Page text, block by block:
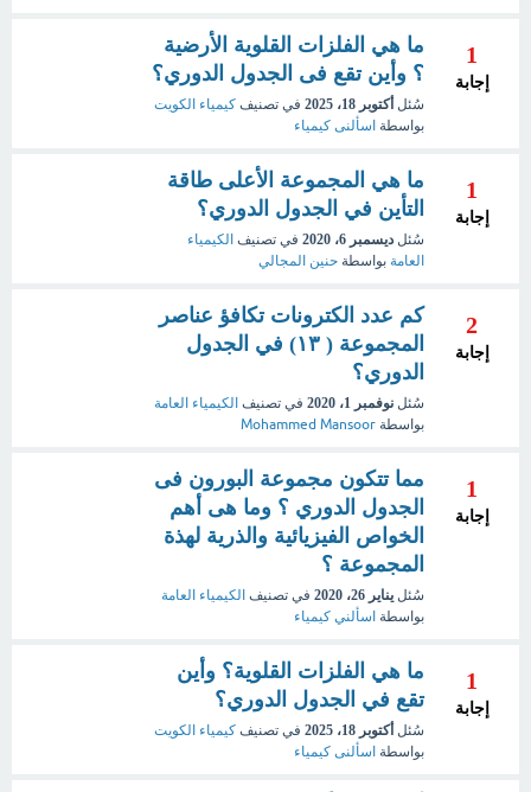
1
إجابة
ما هي الفلزات القلوية الأرضية
؟ وأين تقع فى الجدول الدوري؟
سُئل أكتوبر 18، 2025 في تصنيف كيمياء الكويت
بواسطة اسألنى كيمياء
1
إجابة
ما هي المجموعة الأعلى طاقة
التأين في الجدول الدوري؟
سُئل ديسمبر 6، 2020 في تصنيف الكيمياء
العامة بواسطة حنين المجالي
2
إجابة
كم عدد الكترونات تكافؤ عناصر
المجموعة ( ١٣) في الجدول
الدوري؟
سُئل نوفمبر 1، 2020 في تصنيف الكيمياء العامة
بواسطة Mohammed Mansoor
1
إجابة
مما تتكون مجموعة البورون فى
الجدول الدوري ؟ وما هى أهم
الخواص الفيزيائية والذرية لهذة
المجموعة ؟
سُئل يناير 26، 2020 في تصنيف الكيمياء العامة
بواسطة اسألني كيمياء
1
إجابة
ما هي الفلزات القلوية؟ وأين
تقع في الجدول الدوري؟
سُئل أكتوبر 18، 2025 في تصنيف كيمياء الكويت
بواسطة اسألنى كيمياء